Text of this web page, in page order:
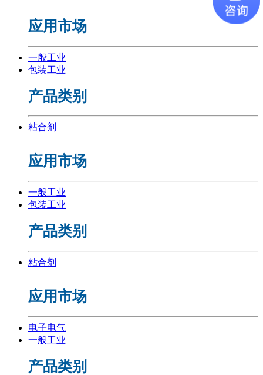
应用市场
一般工业
包装工业
产品类别
粘合剂
应用市场
一般工业
包装工业
产品类别
粘合剂
应用市场
电子电气
一般工业
产品类别